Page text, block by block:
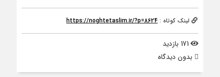
لینک کوتاه : https://noghtetaslim.ir/?p=8624
بدون دیدگاه